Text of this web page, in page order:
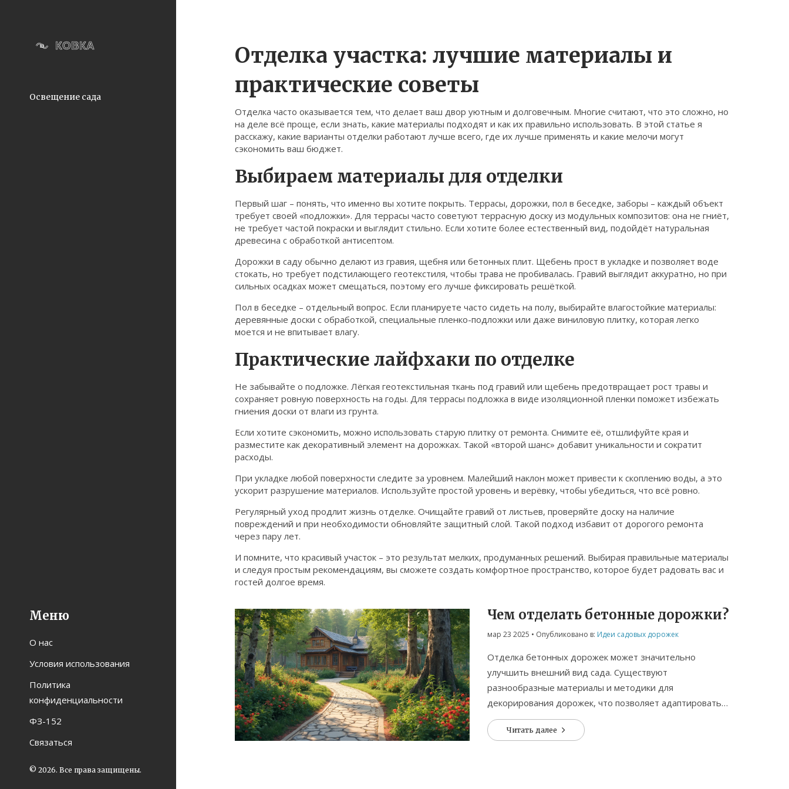
Освещение сада
Меню
О нас
Условия использования
Политика
конфиденциальности
ФЗ-152
Связаться
© 2026. Все права защищены.
Отделка участка: лучшие материалы и
практические советы
Отделка часто оказывается тем, что делает ваш двор уютным и долговечным. Многие считают, что это сложно, но
на деле всё проще, если знать, какие материалы подходят и как их правильно использовать. В этой статье я
расскажу, какие варианты отделки работают лучше всего, где их лучше применять и какие мелочи могут
сэкономить ваш бюджет.
Выбираем материалы для отделки
Первый шаг – понять, что именно вы хотите покрыть. Террасы, дорожки, пол в беседке, заборы – каждый объект
требует своей «подложки». Для террасы часто советуют террасную доску из модульных композитов: она не гниёт,
не требует частой покраски и выглядит стильно. Если хотите более естественный вид, подойдёт натуральная
древесина с обработкой антисептом.
Дорожки в саду обычно делают из гравия, щебня или бетонных плит. Щебень прост в укладке и позволяет воде
стокать, но требует подстилающего геотекстиля, чтобы трава не пробивалась. Гравий выглядит аккуратно, но при
сильных осадках может смещаться, поэтому его лучше фиксировать решёткой.
Пол в беседке – отдельный вопрос. Если планируете часто сидеть на полу, выбирайте влагостойкие материалы:
деревянные доски с обработкой, специальные пленко-подложки или даже виниловую плитку, которая легко
моется и не впитывает влагу.
Практические лайфхаки по отделке
Не забывайте о подложке. Лёгкая геотекстильная ткань под гравий или щебень предотвращает рост травы и
сохраняет ровную поверхность на годы. Для террасы подложка в виде изоляционной пленки поможет избежать
гниения доски от влаги из грунта.
Если хотите сэкономить, можно использовать старую плитку от ремонта. Снимите её, отшлифуйте края и
разместите как декоративный элемент на дорожках. Такой «второй шанс» добавит уникальности и сократит
расходы.
При укладке любой поверхности следите за уровнем. Малейший наклон может привести к скоплению воды, а это
ускорит разрушение материалов. Используйте простой уровень и верёвку, чтобы убедиться, что всё ровно.
Регулярный уход продлит жизнь отделке. Очищайте гравий от листьев, проверяйте доску на наличие
повреждений и при необходимости обновляйте защитный слой. Такой подход избавит от дорогого ремонта
через пару лет.
И помните, что красивый участок – это результат мелких, продуманных решений. Выбирая правильные материалы
и следуя простым рекомендациям, вы сможете создать комфортное пространство, которое будет радовать вас и
гостей долгое время.
Чем отделать бетонные дорожки?
мар 23 2025 • Опубликовано в: Идеи садовых дорожек
Отделка бетонных дорожек может значительно
улучшить внешний вид сада. Существуют
разнообразные материалы и методики для
декорирования дорожек, что позволяет адаптировать
их под стилистическое оформление участка. От
натурального камня до декоративных плит — каждая из
Читать далее